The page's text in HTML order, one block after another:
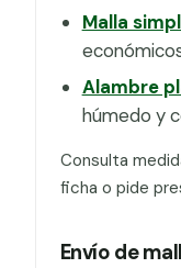
Malla
Alambre
húmedo y
Consulta
ficha o pide
Envío de